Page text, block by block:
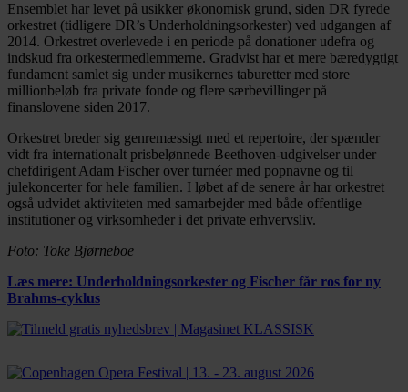
Ensemblet har levet på usikker økonomisk grund, siden DR fyrede
orkestret (tidligere DR’s Underholdningsorkester) ved udgangen af
2014. Orkestret overlevede i en periode på donationer udefra og
indskud fra orkestermedlemmerne. Gradvist har et mere bæredygtigt
fundament samlet sig under musikernes taburetter med store
millionbeløb fra private fonde og flere særbevillinger på
finanslovene siden 2017.
Orkestret breder sig genremæssigt med et repertoire, der spænder
vidt fra internationalt prisbelønnede Beethoven-udgivelser under
chefdirigent Adam Fischer over turnéer med popnavne og til
julekoncerter for hele familien. I løbet af de senere år har orkestret
også udvidet aktiviteten med samarbejder med både offentlige
institutioner og virksomheder i det private erhvervsliv.
Foto: Toke Bjørneboe
Læs mere: Underholdningsorkester og Fischer får ros for ny
Brahms-cyklus